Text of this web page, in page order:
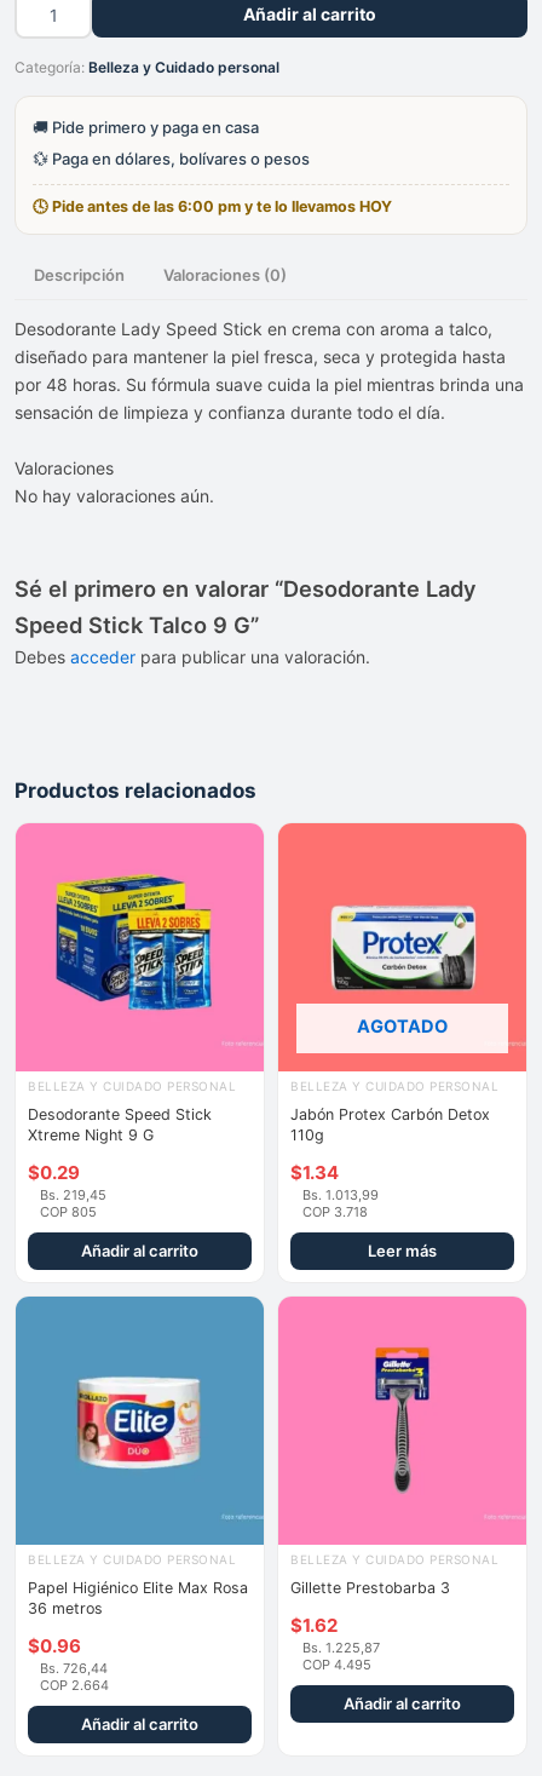
Stick
Talco
cantidad
Añadir al carrito
Categoría: Belleza y Cuidado personal
🚚 Pide primero y paga en casa
💱 Paga en dólares, bolívares o pesos
🕓 Pide antes de las 6:00 pm y te lo llevamos HOY
Descripción Valoraciones (0)
Desodorante Lady Speed Stick en crema con aroma a talco,
diseñado para mantener la piel fresca, seca y protegida hasta
por 48 horas. Su fórmula suave cuida la piel mientras brinda una
sensación de limpieza y confianza durante todo el día.
Valoraciones
No hay valoraciones aún.
Sé el primero en valorar “Desodorante Lady
Speed Stick Talco 9 G”
Debes acceder para publicar una valoración.
Productos relacionados
BELLEZA Y CUIDADO PERSONAL
Desodorante Speed Stick
Xtreme Night 9 G
$0.29
Bs. 219,45
COP 805
Añadir al carrito
AGOTADO
BELLEZA Y CUIDADO PERSONAL
Jabón Protex Carbón Detox
110g
$1.34
Bs. 1.013,99
COP 3.718
Leer más
BELLEZA Y CUIDADO PERSONAL
Papel Higiénico Elite Max Rosa
36 metros
$0.96
Bs. 726,44
COP 2.664
Añadir al carrito
BELLEZA Y CUIDADO PERSONAL
Gillette Prestobarba 3
$1.62
Bs. 1.225,87
COP 4.495
Añadir al carrito